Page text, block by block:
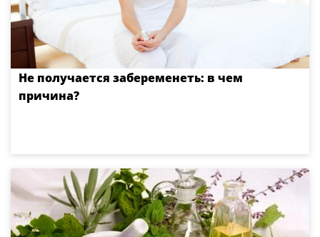
Не получается забеременеть: в чем
причина?